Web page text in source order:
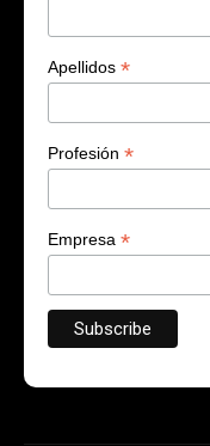
Apellidos *
Profesión *
Empresa *